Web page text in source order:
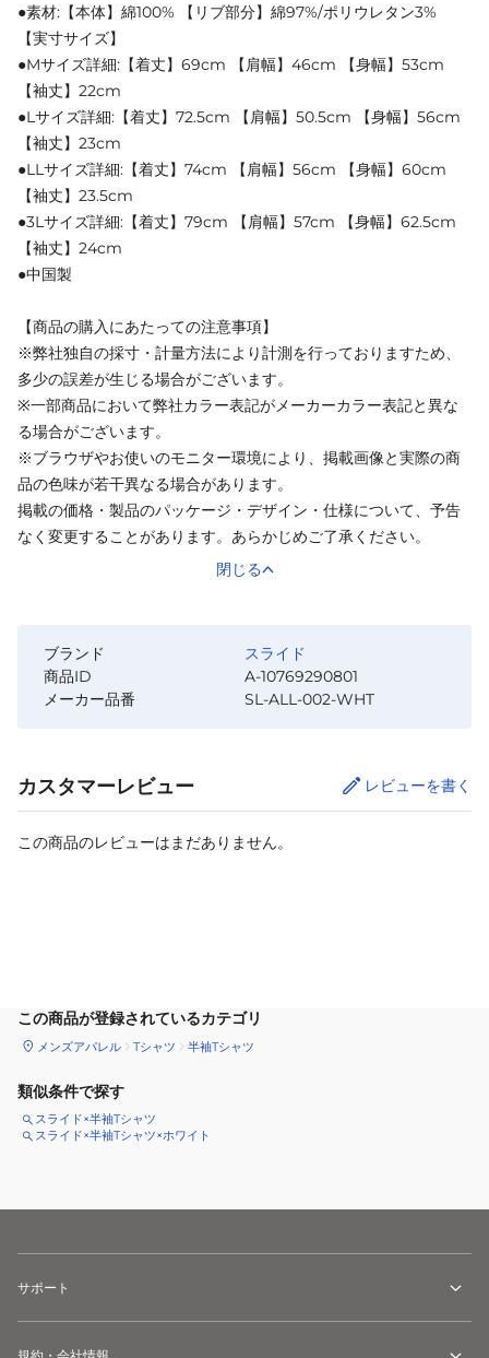
●素材:【本体】綿100% 【リブ部分】綿97%/ポリウレタン3%
【実寸サイズ】
●Mサイズ詳細:【着丈】69cm 【肩幅】46cm 【身幅】53cm
【袖丈】22cm
●Lサイズ詳細:【着丈】72.5cm 【肩幅】50.5cm 【身幅】56cm
【袖丈】23cm
●LLサイズ詳細:【着丈】74cm 【肩幅】56cm 【身幅】60cm
【袖丈】23.5cm
●3Lサイズ詳細:【着丈】79cm 【肩幅】57cm 【身幅】62.5cm
【袖丈】24cm
●中国製
【商品の購入にあたっての注意事項】
※弊社独自の採寸・計量方法により計測を行っておりますため、
多少の誤差が生じる場合がございます。
※一部商品において弊社カラー表記がメーカーカラー表記と異な
る場合がございます。
※ブラウザやお使いのモニター環境により、掲載画像と実際の商
品の色味が若干異なる場合があります。
掲載の価格・製品のパッケージ・デザイン・仕様について、予告
なく変更することがあります。あらかじめご了承ください。
閉じる
ブランド
スライド
商品ID
A-10769290801
メーカー品番
SL-ALL-002-WHT
カスタマーレビュー レビューを書く
この商品のレビューはまだありません。
この商品が登録されているカテゴリ
メンズアパレル Tシャツ 半袖Tシャツ
類似条件で探す
スライド×半袖Tシャツ
スライド×半袖Tシャツ×ホワイト
サポート